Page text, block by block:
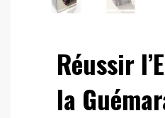
Réussir
la